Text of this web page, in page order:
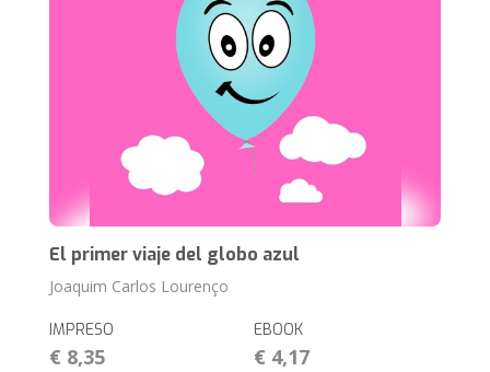
El primer viaje del globo azul
Joaquim Carlos Lourenço
IMPRESO
€ 8,35
EBOOK
€ 4,17